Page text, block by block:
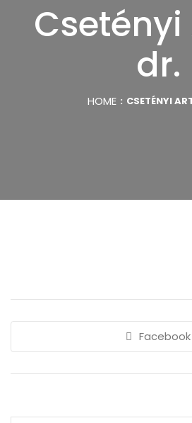
Csetényi
dr.
HOME CSETÉNYI
Facebook